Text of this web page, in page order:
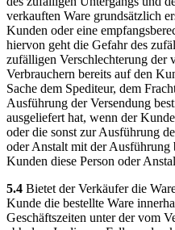
verkauften Ware grundsätzlich
Kunden oder eine
hiervon geht die Gefahr des
zufälligen Verschlechterung der
Verbrauchern bereits auf den
Sache dem Spediteur, dem
Ausführung der Versendung
ausgeliefert hat, wenn der
oder die sonst zur Ausführung
oder Anstalt mit der Ausführung
Kunden diese Person oder
5.4 Bietet der Verkäufer die
Kunde die bestellte Ware
Geschäftszeiten unter der vom